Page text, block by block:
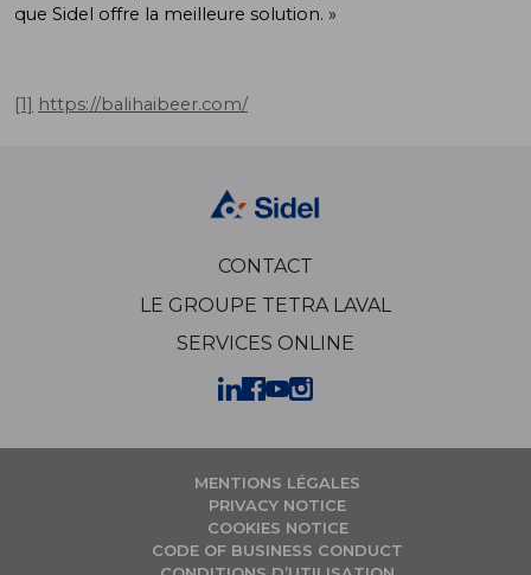
que Sidel offre la meilleure solution. »
[1] https://balihaibeer.com/
CONTACT
LE GROUPE TETRA LAVAL
SERVICES ONLINE
MENTIONS LÉGALES
PRIVACY NOTICE
COOKIES NOTICE
CODE OF BUSINESS CONDUCT